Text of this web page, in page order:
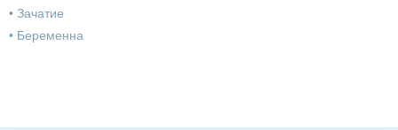
• Зачатие
• Беременна